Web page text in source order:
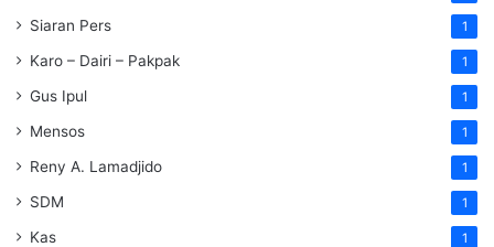
Siaran Pers 1
Karo – Dairi – Pakpak 1
Gus Ipul 1
Mensos 1
Reny A. Lamadjido 1
SDM 1
Kas 1